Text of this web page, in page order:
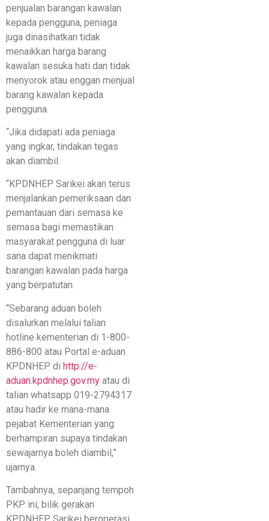
penjualan barangan kawalan
kepada pengguna, peniaga
juga dinasihatkan tidak
menaikkan harga barang
kawalan sesuka hati dan tidak
menyorok atau enggan menjual
barang kawalan kepada
pengguna.
“Jika didapati ada peniaga
yang ingkar, tindakan tegas
akan diambil.
“KPDNHEP Sarikei akan terus
menjalankan pemeriksaan dan
pemantauan dari semasa ke
semasa bagi memastikan
masyarakat pengguna di luar
sana dapat menikmati
barangan kawalan pada harga
yang berpatutan.
“Sebarang aduan boleh
disalurkan melalui talian
hotline kementerian di 1-800-
886-800 atau Portal e-aduan
KPDNHEP di http://e-
aduan.kpdnhep.gov.my atau di
talian whatsapp 019-2794317
atau hadir ke mana-mana
pejabat Kementerian yang
berhampiran supaya tindakan
sewajarnya boleh diambil,”
ujarnya.
Tambahnya, sepanjang tempoh
PKP ini, bilik gerakan